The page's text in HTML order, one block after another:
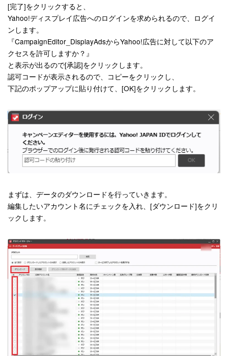
[完了]をクリックすると、
Yahoo!ディスプレイ広告へのログインを求められるので、ログイ
ンします。
『CampaignEditor_DisplayAdsからYahoo!広告に対して以下のア
クセスを許可しますか？』
と表示が出るので[承認]をクリックします。
認可コードが表示されるので、コピーをクリックし、
下記のポップアップに貼り付けて、[OK]をクリックします。
まずは、データのダウンロードを行っていきます。
編集したいアカウント名にチェックを入れ、[ダウンロード]をクリ
ックします。